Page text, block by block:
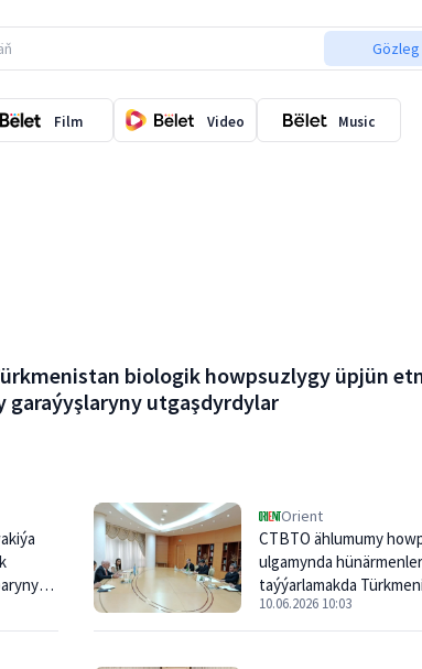
Gözleg
Film Video Music
biologik howpsuzlygy üpjün
garaýyşlaryny utgaşdyrdylar
Orient
CTBTO ählumumy
ulgamynda
taýýarlamakda
ýardam eder
10.06.2026 10:03